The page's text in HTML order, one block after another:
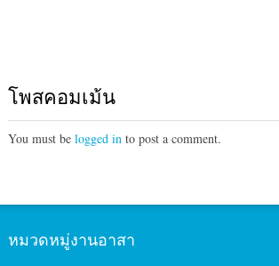
โพสคอมเม้น
You must be logged into post a comment.
หมวดหมู่งานอาสา